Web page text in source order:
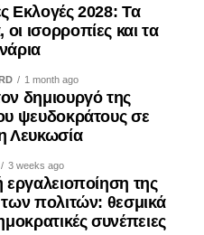
ζωντανή τη μνήμη
Εκλογές 2028: Τα
ισορροπίες και τα
1 month ago
δημιουργό της
ψευδοκράτους σε
Λευκωσία
3 weeks ago
εργαλειοποίηση της
των πολιτών: θεσμικά
συνέπειες